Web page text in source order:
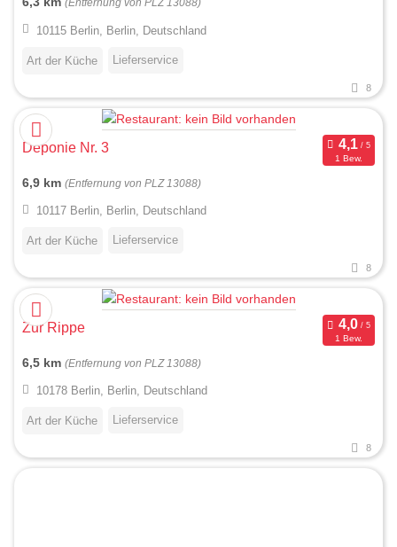
(Entfernung von PLZ 13088)
10115 Berlin, Berlin, Deutschland
Art der Küche Lieferservice
8
Deponie Nr. 3
1 Bew.
6,9 km (Entfernung von PLZ 13088)
10117 Berlin, Berlin, Deutschland
Art der Küche Lieferservice
8
Zur Rippe
1 Bew.
6,5 km (Entfernung von PLZ 13088)
10178 Berlin, Berlin, Deutschland
Art der Küche Lieferservice
8